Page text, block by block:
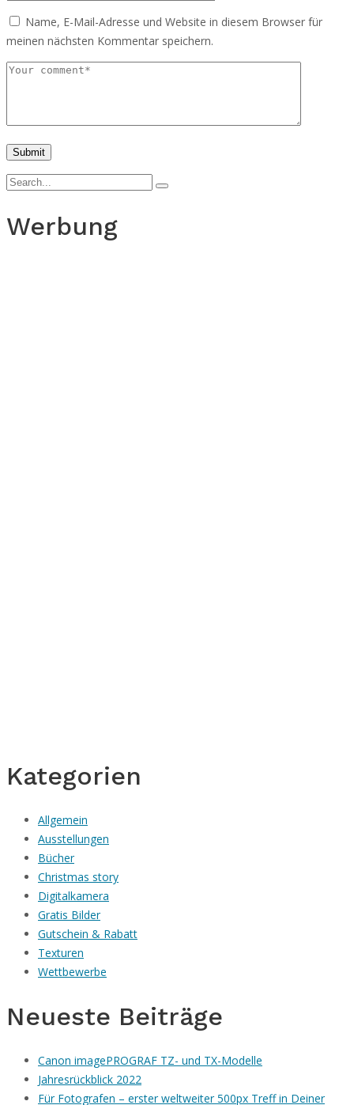
Name, E-Mail-Adresse und Website in diesem Browser für
meinen nächsten Kommentar speichern.
Werbung
Kategorien
Allgemein
Ausstellungen
Bücher
Christmas story
Digitalkamera
Gratis Bilder
Gutschein & Rabatt
Texturen
Wettbewerbe
Neueste Beiträge
Canon imagePROGRAF TZ- und TX-Modelle
Jahresrückblick 2022
Für Fotografen – erster weltweiter 500px Treff in Deiner